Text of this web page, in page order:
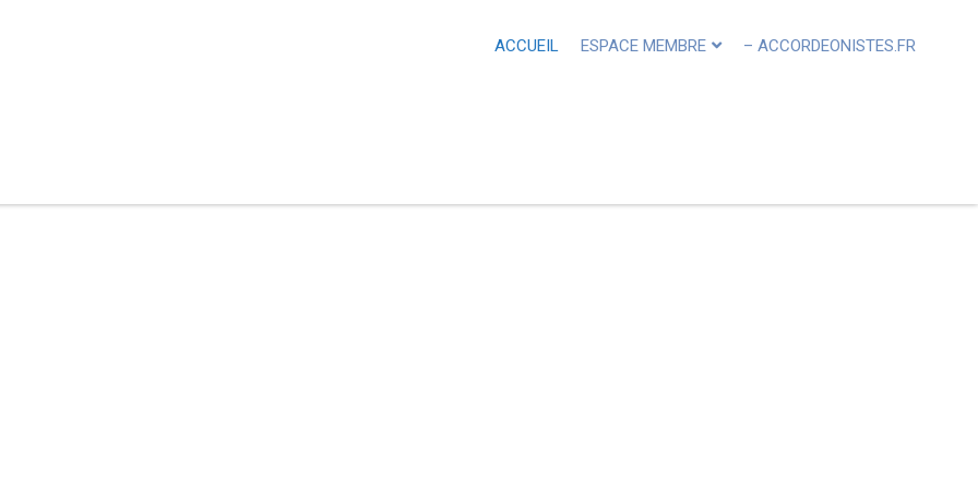
ACCUEIL ESPACE MEMBRE – ACCORDEONISTES.FR